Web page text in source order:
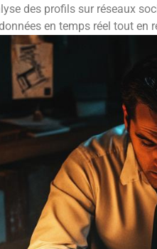
des profils sur réseaux
en temps réel tout en